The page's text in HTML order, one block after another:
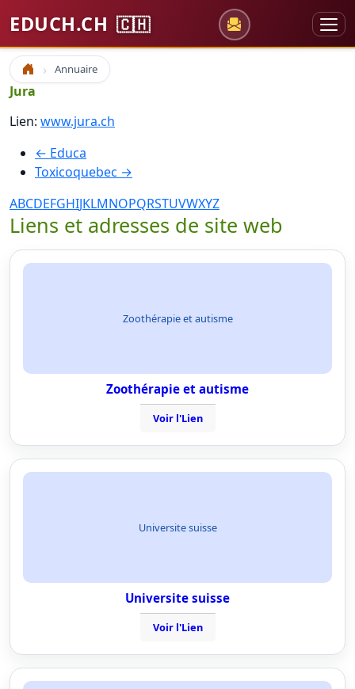
EDUCH.CH 🇨🇭
Accueil Annuaire
Jura
Lien: www.jura.ch
← Educa
Toxicoquebec →
ABCDEFGHIJKLMNOPQRSTUVWXYZ
Liens et adresses de site web
Zoothérapie et autisme
Zoothérapie et autisme
Voir l'Lien
Universite suisse
Universite suisse
Voir l'Lien